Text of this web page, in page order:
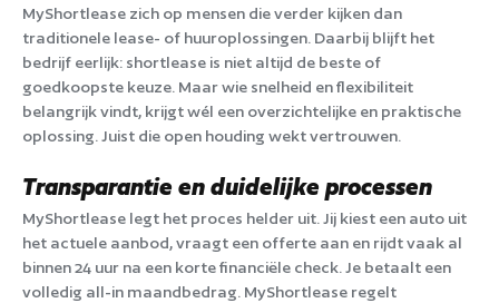
MyShortlease zich op mensen die verder kijken dan
traditionele lease- of huuroplossingen. Daarbij blijft het
bedrijf eerlijk: shortlease is niet altijd de beste of
goedkoopste keuze. Maar wie snelheid en flexibiliteit
belangrijk vindt, krijgt wél een overzichtelijke en praktische
oplossing. Juist die open houding wekt vertrouwen.
Transparantie en duidelijke processen
MyShortlease legt het proces helder uit. Jij kiest een auto uit
het actuele aanbod, vraagt een offerte aan en rijdt vaak al
binnen 24 uur na een korte financiële check. Je betaalt een
volledig all-in maandbedrag. MyShortlease regelt